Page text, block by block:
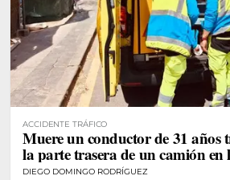
ACCIDENTE TRÁFICO
Muere un conductor de 31 años
la parte trasera de un camión en
DIEGO DOMINGO RODRÍGUEZ